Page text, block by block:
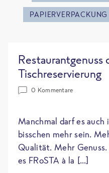
PAPIERVERPACKUNG
Restaurantgenuss
Tischreservierung
0 Kommentare
Manchmal darf es
bisschen mehr sein.
Qualität. Mehr
es FRoSTA à la […]